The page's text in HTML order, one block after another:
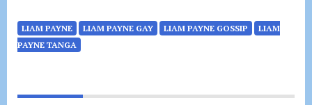
LIAM PAYNE LIAM PAYNE GAY LIAM PAYNE GOSSIP
LIAM
PAYNE TANGA